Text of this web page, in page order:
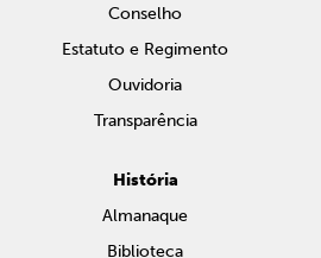
Conselho
Estatuto e Regimento
Ouvidoria
Transparência
História
Almanaque
Biblioteca